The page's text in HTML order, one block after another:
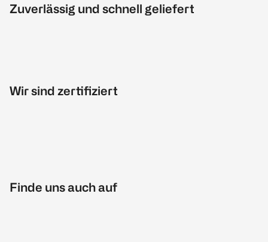
Zuverlässig und schnell geliefert
Wir sind zertifiziert
Finde uns auch auf